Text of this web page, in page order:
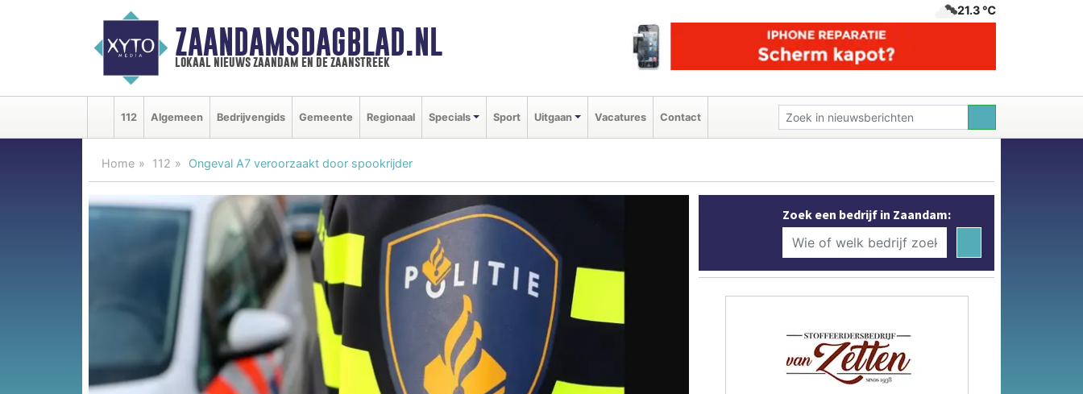
ZAANDAMSDAGBLAD.NL
lokaal nieuws zaandam en de zaanstreek
21.3 ℃
112 Algemeen Bedrijvengids Gemeente Regionaal Specials Sport Uitgaan Vacatures Contact
Home 112 Ongeval A7 veroorzaakt door spookrijder
Zoek een bedrijf in Zaandam: